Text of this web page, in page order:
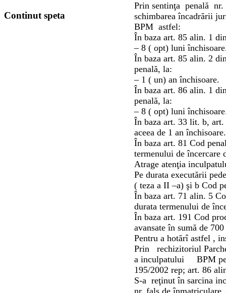
Continut speta
Prin sentinţa penală
schimbarea încadrării
BPM astfel:
În baza art. 85 alin. 1
– 8 ( opt) luni
În baza art. 85 alin. 2
penală, la:
– 1 ( un) an închisoare.
În baza art. 86 alin. 1
penală, la:
– 8 ( opt) luni
În baza art. 33 lit. b, art.
aceea de 1 an închisoare.
În baza art. 81 Cod
termenului de încercare
Atrage atenţia
Pe durata executării
( teza a II –a) şi b Cod
În baza art. 71 alin. 5
durata termenului de
În baza art. 191 Cod
avansate în sumă de
Pentru a hotărî astfel ,
Prin rechizitoriul
a inculpatului BPM
195/2002 rep; art. 86
S-a reţinut în sarcina